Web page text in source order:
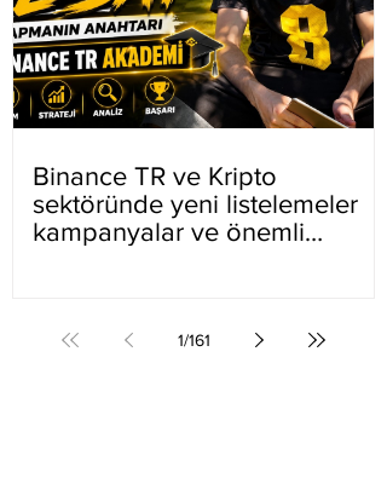
Binance TR ve Kripto
sektöründe yeni listelemeler
kampanyalar ve önemli
1/161